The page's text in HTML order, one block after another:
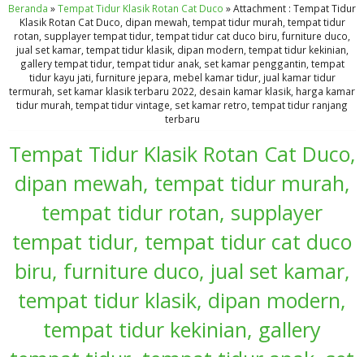
Beranda »Tempat Tidur Klasik Rotan Cat Duco » Attachment : Tempat Tidur
Klasik Rotan Cat Duco, dipan mewah, tempat tidur murah, tempat tidur
rotan, supplayer tempat tidur, tempat tidur cat duco biru, furniture duco,
jual set kamar, tempat tidur klasik, dipan modern, tempat tidur kekinian,
gallery tempat tidur, tempat tidur anak, set kamar penggantin, tempat
tidur kayu jati, furniture jepara, mebel kamar tidur, jual kamar tidur
termurah, set kamar klasik terbaru 2022, desain kamar klasik, harga kamar
tidur murah, tempat tidur vintage, set kamar retro, tempat tidur ranjang
terbaru
Tempat Tidur Klasik Rotan Cat Duco,
dipan mewah, tempat tidur murah,
tempat tidur rotan, supplayer
tempat tidur, tempat tidur cat duco
biru, furniture duco, jual set kamar,
tempat tidur klasik, dipan modern,
tempat tidur kekinian, gallery